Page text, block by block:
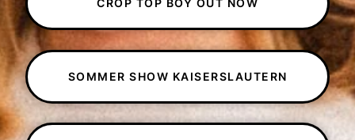
CROP TOP BOY OUT NOW
SOMMER SHOW KAISERSLAUTERN